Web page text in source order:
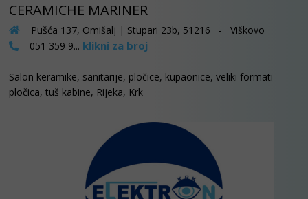
CERAMICHE MARINER
Pušća 137, Omišalj | Stupari 23b, 51216 - Viškovo
051 359 9... klikni za broj
Salon keramike, sanitarije, pločice, kupaonice, veliki formati
pločica, tuš kabine, Rijeka, Krk